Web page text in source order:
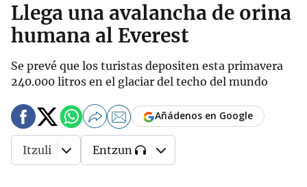
Llega una avalancha de orina
humana al Everest
Se prevé que los turistas depositen esta primavera
240.000 litros en el glaciar del techo del mundo
Añádenos en Google
Itzuli Entzun